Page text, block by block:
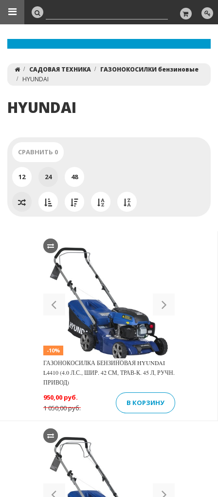
САДОВАЯ ТЕХНИКА
ГАЗОНОКОСИЛКИ бензиновые
HYUNDAI
HYUNDAI
СРАВНИТЬ 0
12 24 48
Previous
-10%
ГАЗОНОКОСИЛКА БЕНЗИНОВАЯ HYUNDAI
L4410 (4.0 Л.С., ШИР. 42 СМ, ТРАВ-К. 45 Л, РУЧН.
ПРИВОД)
1 050,00 руб.
950,00 руб.
В КОРЗИНУ
Previous